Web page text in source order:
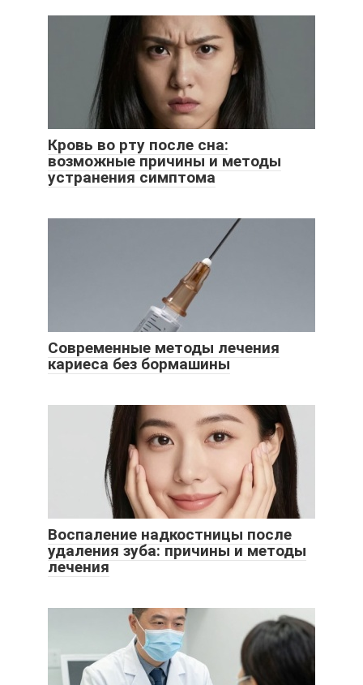
Кровь во рту после сна:
возможные причины и методы
устранения симптома
Современные методы лечения
кариеса без бормашины
Воспаление надкостницы после
удаления зуба: причины и методы
лечения